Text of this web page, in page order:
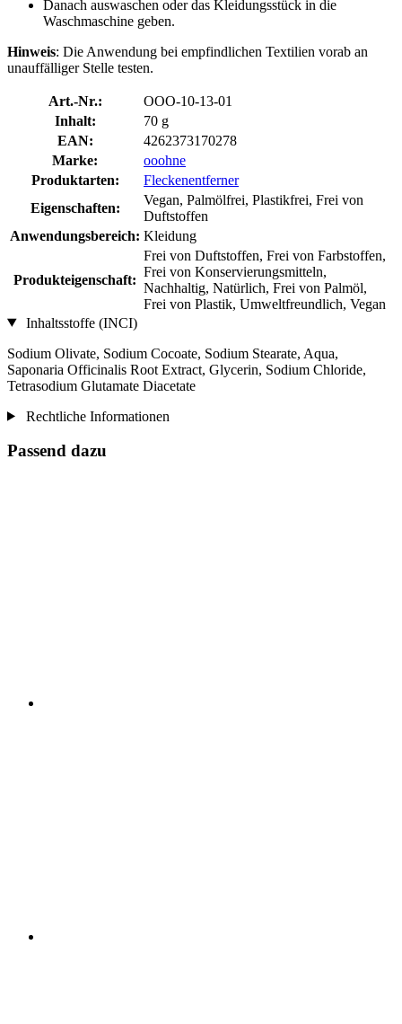
Danach auswaschen oder das Kleidungsstück in die
Waschmaschine geben.
Hinweis: Die Anwendung bei empfindlichen Textilien vorab an
unauffälliger Stelle testen.
Art.-Nr.:
OOO-10-13-01
Inhalt:
70 g
EAN:
4262373170278
Marke:
ooohne
Produktarten:
Fleckenentferner
Eigenschaften:
Vegan, Palmölfrei, Plastikfrei, Frei von
Duftstoffen
Anwendungsbereich: Kleidung
Produkteigenschaft:
Frei von Duftstoffen, Frei von Farbstoffen,
Frei von Konservierungsmitteln,
Nachhaltig, Natürlich, Frei von Palmöl,
Frei von Plastik, Umweltfreundlich, Vegan
Inhaltsstoffe (INCI)
Sodium Olivate, Sodium Cocoate, Sodium Stearate, Aqua,
Saponaria Officinalis Root Extract, Glycerin, Sodium Chloride,
Tetrasodium Glutamate Diacetate
Rechtliche Informationen
Passend dazu